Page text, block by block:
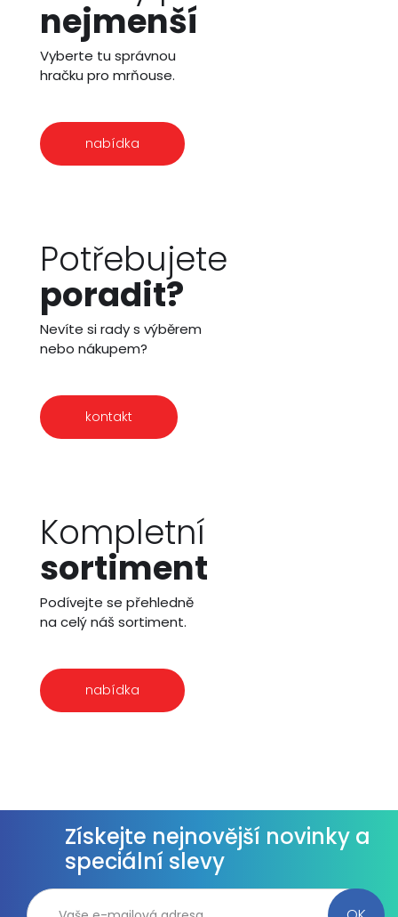
nejmenší
Vyberte tu správnou
hračku pro mrňouse.
nabídka
Potřebujete
poradit?
Nevíte si rady s výběrem
nebo nákupem?
kontakt
Kompletní
sortiment
Podívejte se přehledně
na celý náš sortiment.
nabídka
Získejte nejnovější novinky a
speciální slevy